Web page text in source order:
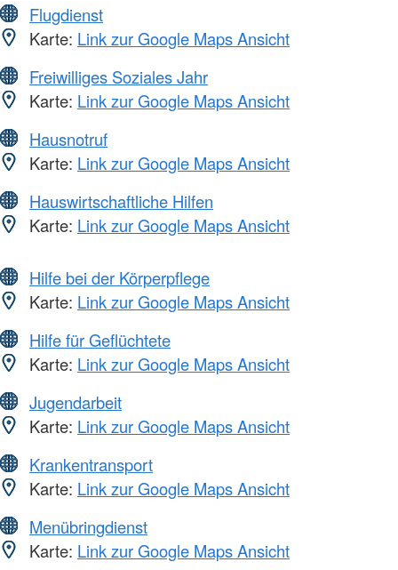
Flugdienst
Karte: Link zur Google Maps Ansicht
Freiwilliges Soziales Jahr
Karte: Link zur Google Maps Ansicht
Hausnotruf
Karte: Link zur Google Maps Ansicht
Hauswirtschaftliche Hilfen
Karte: Link zur Google Maps Ansicht
Hilfe bei der Körperpflege
Karte: Link zur Google Maps Ansicht
Hilfe für Geflüchtete
Karte: Link zur Google Maps Ansicht
Jugendarbeit
Karte: Link zur Google Maps Ansicht
Krankentransport
Karte: Link zur Google Maps Ansicht
Menübringdienst
Karte: Link zur Google Maps Ansicht